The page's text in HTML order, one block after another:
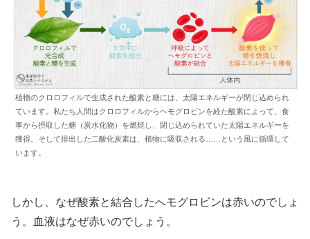
植物のクロロフィルで生成された酸素と糖には、太陽エネルギーが閉じ込められ
ています。私たち人間はクロロフィルからヘモグロビンを経た酸素によって、食
事から摂取した糖（炭水化物）を燃焼し、閉じ込められていた太陽エネルギーを
獲得。そして排出した二酸化炭素は、植物に吸収される……という風に循環して
います。
しかし、なぜ酸素と結合したへモグロビンは赤いのでしょ
う。血液はなぜ赤いのでしょう。